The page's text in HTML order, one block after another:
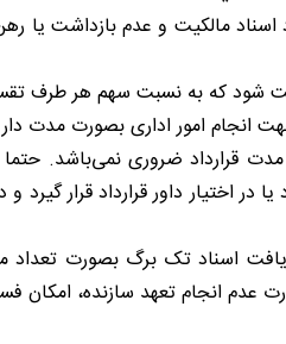
مالکیت و عدم بازداشت یا
شود که به نسبت سهم هر طرف
انجام امور اداری بصورت مدت
مدت قرارداد ضروری نمی‌باشد.
اختیار داور قرارداد قرار گیرد
اسناد تک برگ بصورت
که در صورت عدم انجام تعهد سازنده،